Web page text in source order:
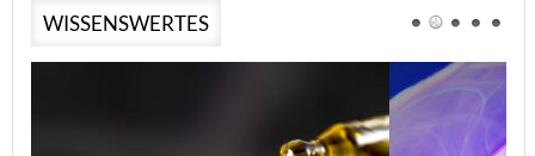
WISSENSWERTES